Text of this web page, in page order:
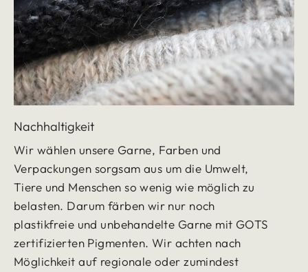
Nachhaltigkeit
Wir wählen unsere Garne, Farben und
Verpackungen sorgsam aus um die Umwelt,
Tiere und Menschen so wenig wie möglich zu
belasten. Darum färben wir nur noch
plastikfreie und unbehandelte Garne mit GOTS
zertifizierten Pigmenten. Wir achten nach
Möglichkeit auf regionale oder zumindest